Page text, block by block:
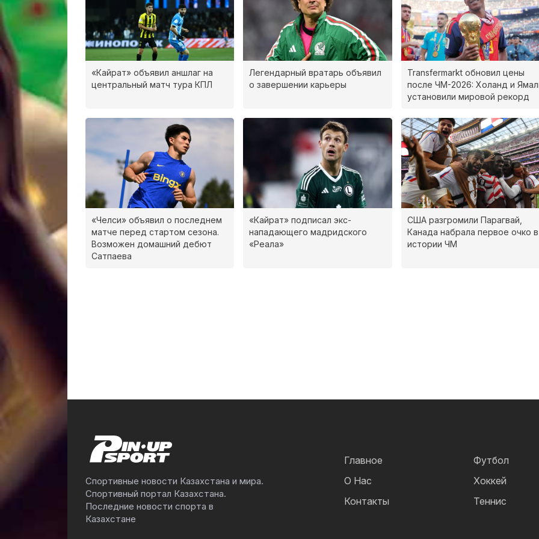
«Кайрат» объявил аншлаг на
центральный матч тура КПЛ
Легендарный вратарь объявил
о завершении карьеры
Transfermarkt обновил цены
после ЧМ-2026: Холанд и
установили мировой рекорд
«Челси» объявил о последнем
матче перед стартом сезона.
Возможен домашний дебют
Сатпаева
«Кайрат» подписал экс-
нападающего мадридского
«Реала»
США разгромили Парагвай,
Канада набрала первое очко в
истории ЧМ
Спортивные новости Казахстана и мира.
Спортивный портал Казахстана.
Последние новости спорта в
Казахстане
Главное
О Нас
Контакты
Футбол
Хоккей
Теннис